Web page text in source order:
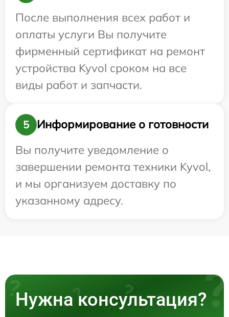
После выполнения всех работ и
оплаты услуги Вы получите
фирменный сертификат на ремонт
устройства Kyvol сроком на все
виды работ и запчасти.
5
Информирование о готовности
Вы получите уведомление о
завершении ремонта техники Kyvol,
и мы организуем доставку по
указанному адресу.
Нужна консультация?